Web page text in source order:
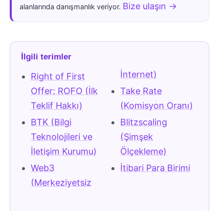
alanlarında danışmanlık veriyor. Bize ulaşın →
İlgili terimler
Right of First
Offer: ROFO (İlk
Teklif Hakkı)
BTK (Bilgi
Teknolojileri ve
İletişim Kurumu)
Web3
(Merkeziyetsiz
İnternet)
Take Rate
(Komisyon Oranı)
Blitzscaling
(Şimşek
Ölçekleme)
İtibari Para Birimi